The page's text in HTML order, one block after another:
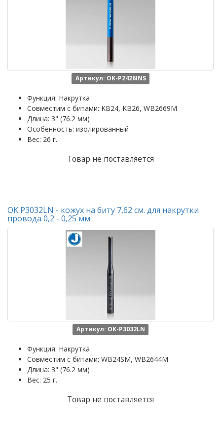
Артикул: OK-P2426INS
Функция: Накрутка
Совместим с битами: KB24, KB26, WB2669M
Длина: 3" (76.2 мм)
Особенность: изолированный
Вес: 26 г.
Товар не поставляется
OK P3032LN - кожух на биту 7,62 см. для накрутки
провода 0,2 - 0,25 мм
Артикул: OK-P3032LN
Функция: Накрутка
Совместим с битами: WB24SM, WB2644M
Длина: 3" (76.2 мм)
Вес: 25 г.
Товар не поставляется